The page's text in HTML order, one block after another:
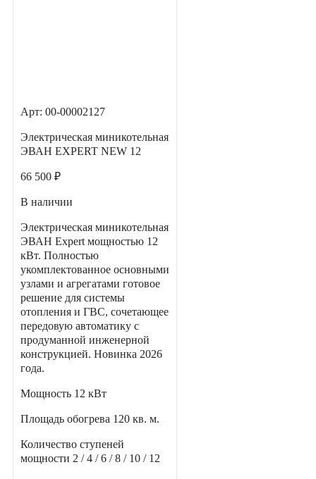
Арт: 00-00002127
Электрическая миникотельная
ЭВАН EXPERT NEW 12
66 500 ₽
В наличии
Электрическая миникотельная
ЭВАН Expert мощностью 12
кВт. Полностью
укомплектованное основными
узлами и агрегатами готовое
решение для системы
отопления и ГВС, сочетающее
передовую автоматику с
продуманной инженерной
конструкцией. Новинка 2026
года.
Мощность 12 кВт
Площадь обогрева 120 кв. м.
Количество ступеней
мощности 2 / 4 / 6 / 8 / 10 / 12